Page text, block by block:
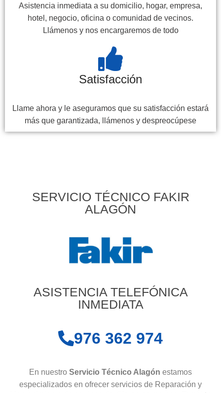
Asistencia inmediata a su domicilio, hogar, empresa,
hotel, negocio, oficina o comunidad de vecinos.
Llámenos y nos encargaremos de todo
Satisfacción
Llame ahora y le aseguramos que su satisfacción estará
más que garantizada, llámenos y despreocúpese
SERVICIO TÉCNICO FAKIR
ALAGÓN
ASISTENCIA TELEFÓNICA
INMEDIATA
976 362 974
En nuestro Servicio Técnico Alagón estamos
especializados en ofrecer servicios de Reparación y